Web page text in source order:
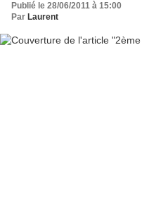
Publié le 28/06/2011 à 15:00
Par Laurent